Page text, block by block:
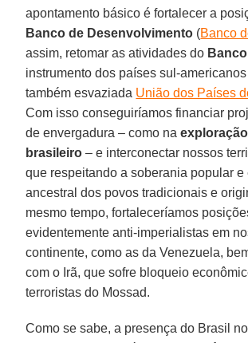
apontamento básico é fortalecer a
Banco de Desenvolvimento (Banco
assim, retomar as atividades do
instrumento dos países sul-
também esvaziada União dos Países
Com isso conseguiríamos financiar
de envergadura – como na
brasileiro – e interconectar nossos
que respeitando a soberania popular e
ancestral dos povos tradicionais e
mesmo tempo, fortaleceríamos
evidentemente anti-imperialistas em
continente, como as da Venezuela,
com o Irã, que sofre bloqueio
terroristas do Mossad.
Como se sabe, a presença do Brasil